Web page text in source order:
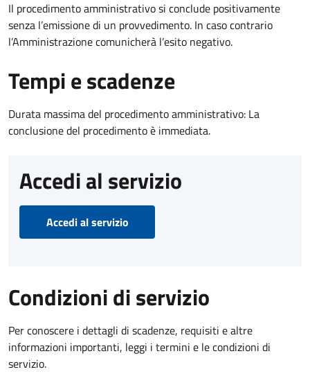
Il procedimento amministrativo si conclude positivamente
senza l’emissione di un provvedimento. In caso contrario
l’Amministrazione comunicherà l’esito negativo.
Tempi e scadenze
Durata massima del procedimento amministrativo: La
conclusione del procedimento è immediata.
Accedi al servizio
Accedi al servizio
Condizioni di servizio
Per conoscere i dettagli di scadenze, requisiti e altre
informazioni importanti, leggi i termini e le condizioni di
servizio.